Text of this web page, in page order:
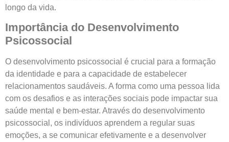
longo da vida.
Importância do Desenvolvimento
Psicossocial
O desenvolvimento psicossocial é crucial para a formação
da identidade e para a capacidade de estabelecer
relacionamentos saudáveis. A forma como uma pessoa lida
com os desafios e as interações sociais pode impactar sua
saúde mental e bem-estar. Através do desenvolvimento
psicossocial, os indivíduos aprendem a regular suas
emoções, a se comunicar efetivamente e a desenvolver